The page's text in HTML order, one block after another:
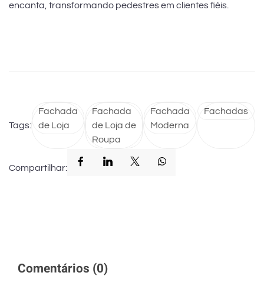
encanta, transformando pedestres em clientes fiéis.
Tags:
Fachada
de Loja
Fachada
de Loja de
Roupa
Fachada
Moderna
Fachadas
Compartilhar:
Comentários (0)